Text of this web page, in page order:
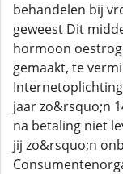
behandelen bij
geweest Dit
hormoon
gemaakt, te
jaar zo&rsquo;n
na betaling niet
jij zo&rsquo;n